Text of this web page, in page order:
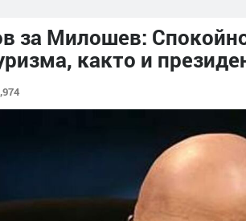
за Милошев:
както и